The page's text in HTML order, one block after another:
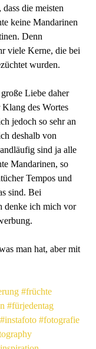
die meisten
keine Mandarinen
Denn
viele Kerne, die bei
wurden.
Liebe daher
des Wortes
jedoch so sehr an
deshalb von
sind ja alle
Mandarinen, so
Tempos und
sind. Bei
denke ich mich vor
man hat, aber mit
#früchte
#fürjedentag
#instafoto #fotografie